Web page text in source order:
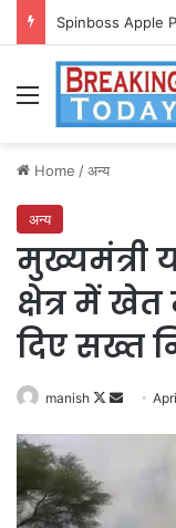
Spinboss Apple
Menu
Home /अन्य
अन्य
मुख्यमंत्री
क्षेत्र में
दिए सख्त
manish
Follow
Send